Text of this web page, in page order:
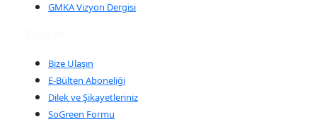
GMKA Vizyon Dergisi
Bize Ulaşın
E-Bülten Aboneliği
Dilek ve Şikayetleriniz
SoGreen Formu